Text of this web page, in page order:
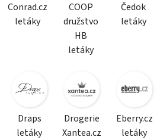
Conrad.cz
letáky
COOP
družstvo
HB
letáky
Čedok
letáky
Draps
letáky
Drogerie
Xantea.cz
Eberry.cz
letáky